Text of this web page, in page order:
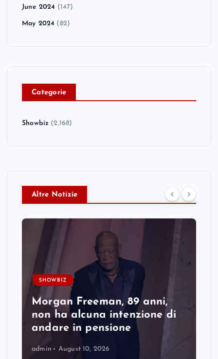
June 2024 (147)
May 2024 (82)
Categorie
Showbiz (2,168)
Altre Notizie
SHOWBIZ
Morgan Freeman, 89 anni,
non ha alcuna intenzione di
andare in pensione
admin August 10, 2026